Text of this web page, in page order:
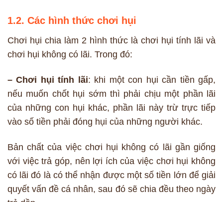
1.2. Các hình thức chơi hụi
Chơi hụi chia làm 2 hình thức là chơi hụi tính lãi và
chơi hụi không có lãi. Trong đó:
– Chơi hụi tính lãi: khi một con hụi cần tiền gấp,
nếu muốn chốt hụi sớm thì phải chịu một phần lãi
của những con hụi khác, phần lãi này trừ trực tiếp
vào số tiền phải đóng hụi của những người khác.
Bản chất của việc chơi hụi không có lãi gần giống
với việc trả góp, nên lợi ích của việc chơi hụi không
có lãi đó là có thể nhận được một số tiền lớn để giải
quyết vấn đề cá nhân, sau đó sẽ chia đều theo ngày